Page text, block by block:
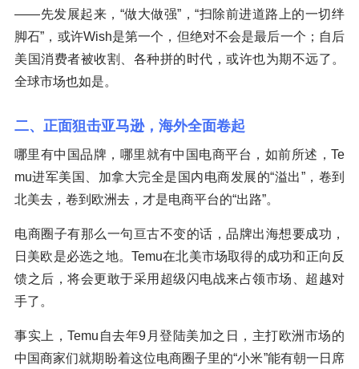
——先发展起来，“做大做强”，“扫除前进道路上的一切绊
脚石”，或许Wish是第一个，但绝对不会是最后一个；自后
美国消费者被收割、各种拼的时代，或许也为期不远了。
全球市场也如是。
二、正面狙击亚马逊，海外全面卷起
哪里有中国品牌，哪里就有中国电商平台，如前所述，Te
mu进军美国、加拿大完全是国内电商发展的“溢出”，卷到
北美去，卷到欧洲去，才是电商平台的“出路”。
电商圈子有那么一句亘古不变的话，品牌出海想要成功，
日美欧是必选之地。Temu在北美市场取得的成功和正向反
馈之后，将会更敢于采用超级闪电战来占领市场、超越对
手了。
事实上，Temu自去年9月登陆美加之日，主打欧洲市场的
中国商家们就期盼着这位电商圈子里的“小米”能有朝一日席